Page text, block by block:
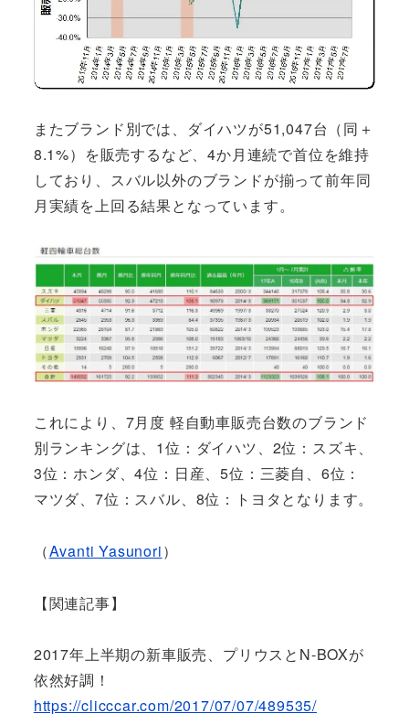
またブランド別では、ダイハツが51,047台（同＋
8.1%）を販売するなど、4か月連続で首位を維持
しており、スバル以外のブランドが揃って前年同
月実績を上回る結果となっています。
これにより、7月度 軽自動車販売台数のブランド
別ランキングは、1位：ダイハツ、2位：スズキ、
3位：ホンダ、4位：日産、5位：三菱自、6位：
マツダ、7位：スバル、8位：トヨタとなります。
（Avanti Yasunori）
【関連記事】
2017年上半期の新車販売、プリウスとN-BOXが
依然好調！
https://clicccar.com/2017/07/07/489535/